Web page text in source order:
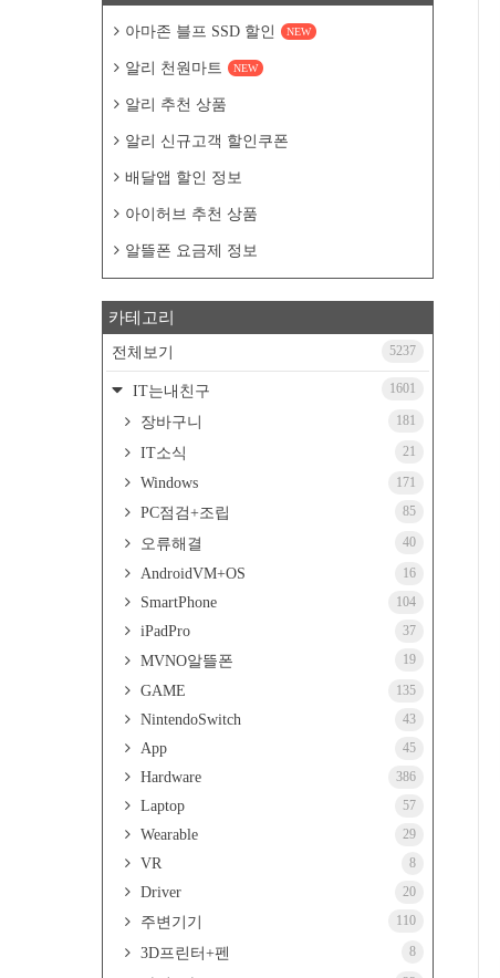
아마존 블프 SSD 할인 NEW
알리 천원마트 NEW
알리 추천 상품
알리 신규고객 할인쿠폰
배달앱 할인 정보
아이허브 추천 상품
알뜰폰 요금제 정보
카테고리
전체보기 5237
IT는내친구 1601
장바구니 181
IT소식 21
Windows 171
PC점검+조립 85
오류해결 40
AndroidVM+OS 16
SmartPhone 104
iPadPro 37
MVNO알뜰폰 19
GAME 135
NintendoSwitch 43
App 45
Hardware 386
Laptop 57
Wearable 29
VR 8
Driver 20
주변기기 110
3D프린터+펜 8